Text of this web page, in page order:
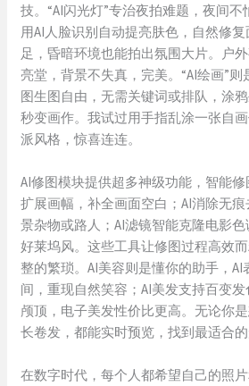
技。“AI闪光灯”专治夜拍难题，夜间
用AI人脸识别自动提亮肤色，自然修
足，昏暗环境也能拍出氛围大片。户
亮堂，背景不失真，完美。“AI绘画”
图生图自由，无需关键词或排队，涂
秒变画作。我试过用手指乱涂一张自
派风格，惊喜连连。
AI修图模块提供超多神级功能，智能
扩展画幅，补全画面空白；AI消除无
景杂物或路人；AI滤镜智能克隆电影
好莱坞风。这些工具让修图过程高效
整的繁琐。AI美容则是懂你的助手，
间，重现自然笑容；AI美发支持百变
颅顶，电子美发性价比更高。无论你
长卷发，都能实时预览，找到最适合的
在数字时代，每个人都希望自己的照